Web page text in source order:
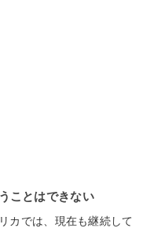
ことはできない
カでは、現在も継続して